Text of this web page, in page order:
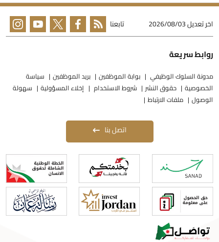
اخر تعديل2026/08/03 تابعنا
روابط سريعة
مدونة السلوك الوظيفي بوابة الموظفين بريد الموظفين
سياسة
الخصوصية
حقوق النشر شروط الاستخدام إخلاء المسؤولية
سهولة
الوصول
ملفات الارتباط
اتصل بنا